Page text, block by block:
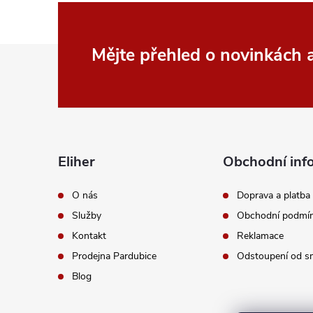
Mějte přehled o novinkách
Eliher
O nás
Služby
Kontakt
Prodejna Pardubice
Blog
Obchodní
Doprava a platba
Obchodní
Reklamace
Odstoupení od